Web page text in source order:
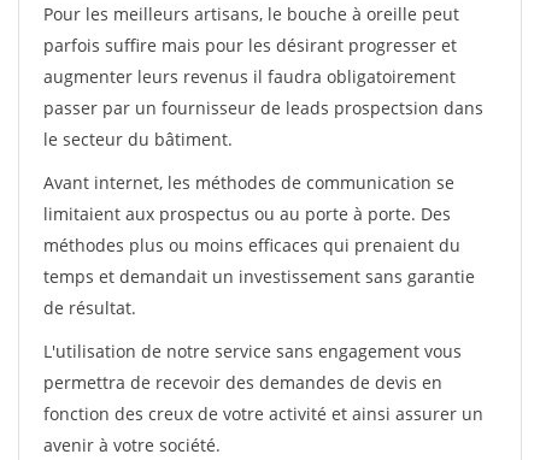
Pour les meilleurs artisans, le bouche à oreille peut
parfois suffire mais pour les désirant progresser et
augmenter leurs revenus il faudra obligatoirement
passer par un fournisseur de leads prospectsion dans
le secteur du bâtiment.
Avant internet, les méthodes de communication se
limitaient aux prospectus ou au porte à porte. Des
méthodes plus ou moins efficaces qui prenaient du
temps et demandait un investissement sans garantie
de résultat.
L'utilisation de notre service sans engagement vous
permettra de recevoir des demandes de devis en
fonction des creux de votre activité et ainsi assurer un
avenir à votre société.